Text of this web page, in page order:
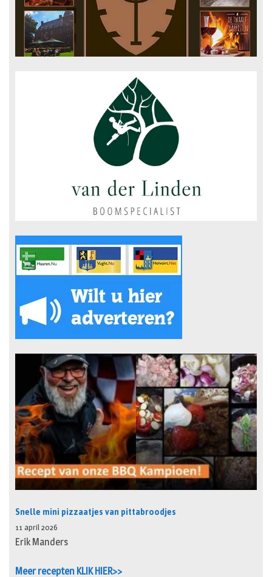
Snelle mini pizzaatjes van pittabroodjes
11 april 2026
Erik Manders
Meer recepten KLIK HIER>>